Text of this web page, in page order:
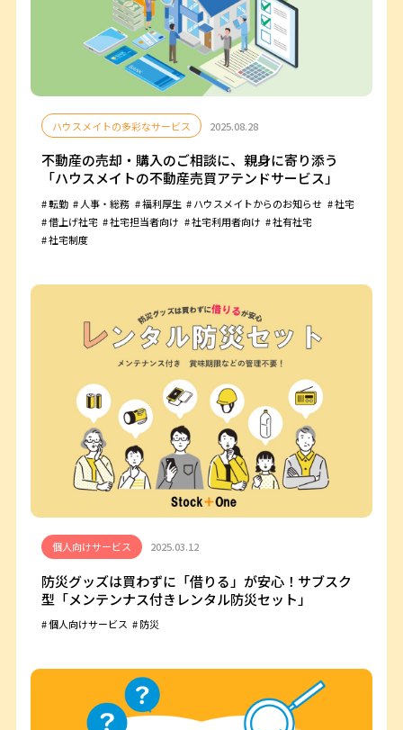
ハウスメイトの多彩なサービス 2025.08.28
不動産の売却・購入のご相談に、親身に寄り添う
「ハウスメイトの不動産売買アテンドサービス」
転勤 人事・総務 福利厚生 ハウスメイトからのお知らせ
社宅
借上げ社宅
社宅担当者向け 社宅利用者向け
社有社宅
社宅制度
個人向けサービス 2025.03.12
防災グッズは買わずに「借りる」が安心！サブスク
型「メンテンナス付きレンタル防災セット」
個人向けサービス 防災